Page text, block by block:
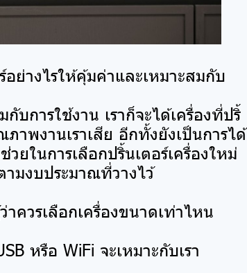
ย่างไรให้คุ้มค่าและเหมาะสมกับ
บการใช้งาน เราก็จะได้เครื่องที่ปริ้
าพงานเราเสีย อีกทั้งยังเป็นการได้
ในการเลือกปริ้นเตอร์เครื่องใหม่
มงบประมาณที่วางไว้
ควรเลือกเครื่องขนาดเท่าไหน
หรือ WiFi จะเหมาะกับเรา